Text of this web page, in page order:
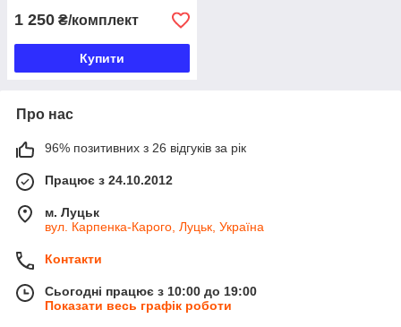
1 250 ₴/комплект
Купити
Про нас
96% позитивних з 26 відгуків за рік
Працює з 24.10.2012
м. Луцьк
вул. Карпенка-Карого, Луцьк, Україна
Контакти
Сьогодні працює з 10:00 до 19:00
Показати весь графік роботи